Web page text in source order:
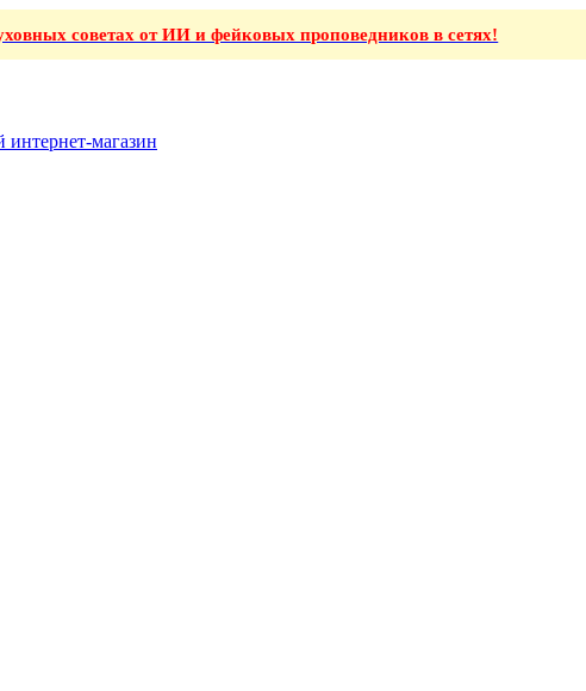
советах от ИИ и фейковых проповедников в сетях!
интернет-магазин